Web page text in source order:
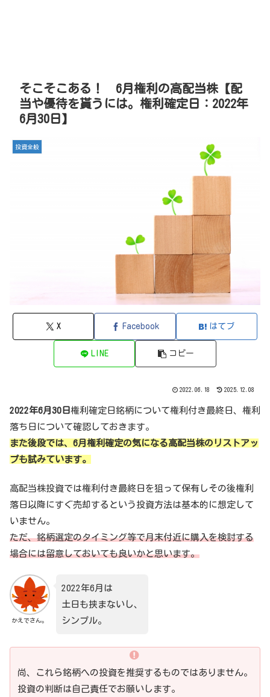
そこそこある！ 6月権利の高配当株【配
当や優待を貰うには。権利確定日：2022年
6月30日】
投資全般
X Facebook はてブ
LINE コピー
2022.06.18 2025.12.08
2022年6月30日 権利確定日銘柄について権利付き最終日、権利
落ち日について確認しておきます。
また後段では、6月権利確定の気になる高配当株のリストアッ
プも試みています。
高配当株投資では権利付き最終日を狙って保有しその後権利
落日以降にすぐ売却するという投資方法は基本的に想定して
いません。
ただ、銘柄選定のタイミング等で月末付近に購入を検討する
場合には留意しておいても良いかと思います。
かえでさん。
2022年6月は
土日も挟まないし、
シンプル。
尚、これら銘柄への投資を推奨するものではありません。
投資の判断は自己責任でお願いします。